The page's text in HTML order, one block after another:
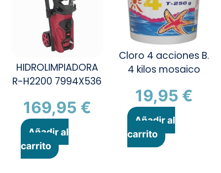
HIDROLIMPIADORA
R-H2200 7994X536
169,95 €
Añadir al
carrito
Cloro 4 acciones B.
4 kilos mosaico
19,95 €
Añadir al
carrito